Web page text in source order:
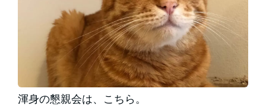
渾身の懇親会は、こちら。